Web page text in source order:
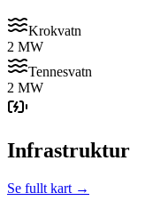
Krokvatn
2 MW
Tennesvatn
2 MW
Infrastruktur
Se fullt kart →